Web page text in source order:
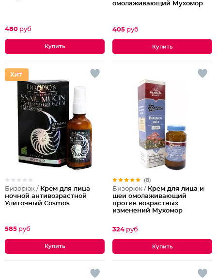
480 руб
омолаживающий Мухомор
405 руб
Бизорюк / Крем для лица
ночной антивозрастной
Улиточный Cosmos
585 руб
(8)
Бизорюк / Крем для лица и
шеи омолаживающий
против возрастных
изменений Мухомор
324 руб